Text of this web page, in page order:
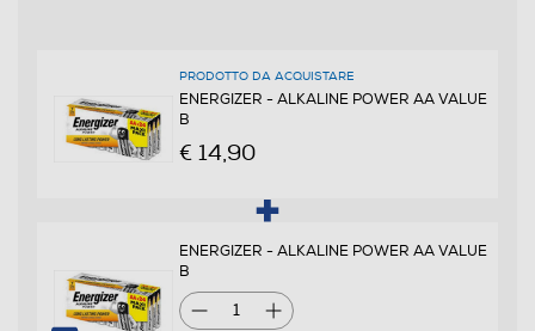
PRODOTTO DA ACQUISTARE
ENERGIZER - ALKALINE POWER AA VALUE
B
€ 14,90
ENERGIZER - ALKALINE POWER AA VALUE
B
1